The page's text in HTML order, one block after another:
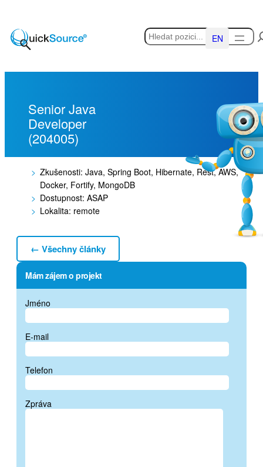
obsah
Hledat
English
Senior Java
Developer
(204005)
Zkušenosti: Java, Spring Boot, Hibernate, Rest, AWS,
Docker, Fortify, MongoDB
Dostupnost: ASAP
Lokalita: remote
← Všechny články
Mám zájem o projekt
Jméno
E-mail
Telefon
Zpráva